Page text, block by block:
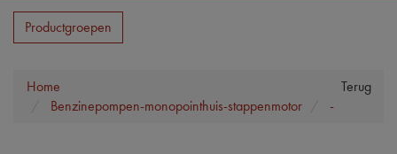
Productgroepen
Terug
Home
Benzinepompen-monopointhuis-stappenmotor
-